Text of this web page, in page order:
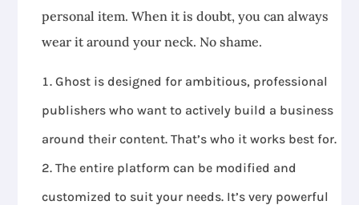
personal item. When it is doubt, you can always
wear it around your neck. No shame.
Ghost is designed for ambitious, professional
publishers who want to actively build a business
around their content. That’s who it works best for.
The entire platform can be modified and
customized to suit your needs. It’s very powerful